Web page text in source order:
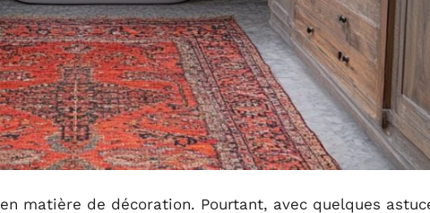
matière de décoration. Pourtant, avec quelques